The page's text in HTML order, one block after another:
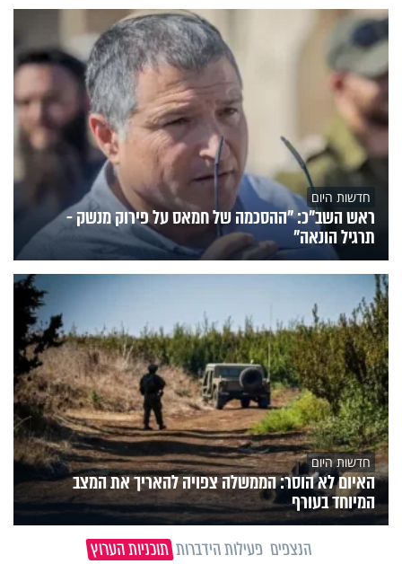
חדשות היום
ראש השב"כ: "ההסכמה של חמאס על פירוק מנשק -
תרגיל הונאה"
חדשות היום
האיום לא הוסר: הממשלה צפויה להאריך את המצב
המיוחד בעורף
הנצפים פעילות הידברות תוכניות הערוץ